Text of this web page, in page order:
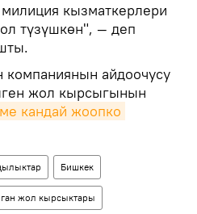
кызматкерлери
түзүшкөн", — деп
компаниянын айдоочусу
жол кырсыгынын
кандай жоопко
Бишкек
жол кырсыктары